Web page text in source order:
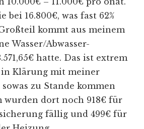
bei 16.800€, was fast 62%
kommt aus meinem
Wasser/Abwasser-
hatte. Das ist extrem
Klärung mit meiner
zu Stande kommen
wurden dort noch 918€ für
fällig und 499€ für